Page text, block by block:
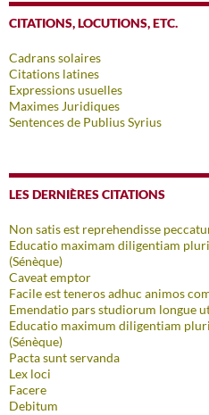
CITATIONS, LOCUTIONS, ETC.
Cadrans solaires
Citations latines
Expressions usuelles
Maximes Juridiques
Sentences de Publius Syrius
LES DERNIÈRES CITATIONS
Non satis est reprehendisse
Educatio maximam diligentiam
(Sénèque)
Caveat emptor
Facile est teneros adhuc animos
Emendatio pars studiorum longue
Educatio maximum diligentiam
(Sénèque)
Pacta sunt servanda
Lex loci
Facere
Debitum